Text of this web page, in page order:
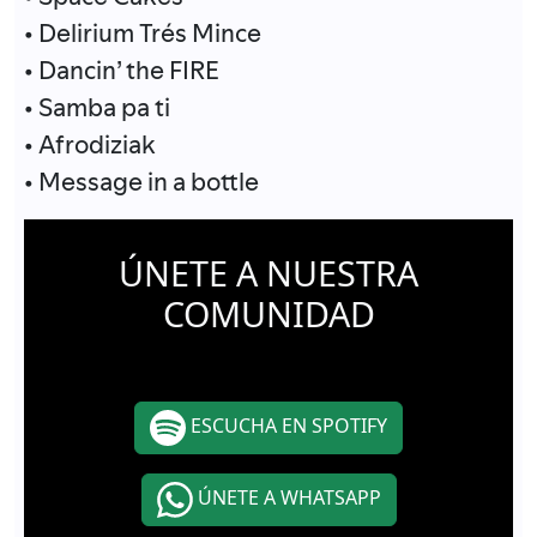
• Delirium Trés Mince
• Dancin’ the FIRE
• Samba pa ti
• Afrodiziak
• Message in a bottle
ÚNETE A NUESTRA
COMUNIDAD
ESCUCHA EN SPOTIFY
ÚNETE A WHATSAPP